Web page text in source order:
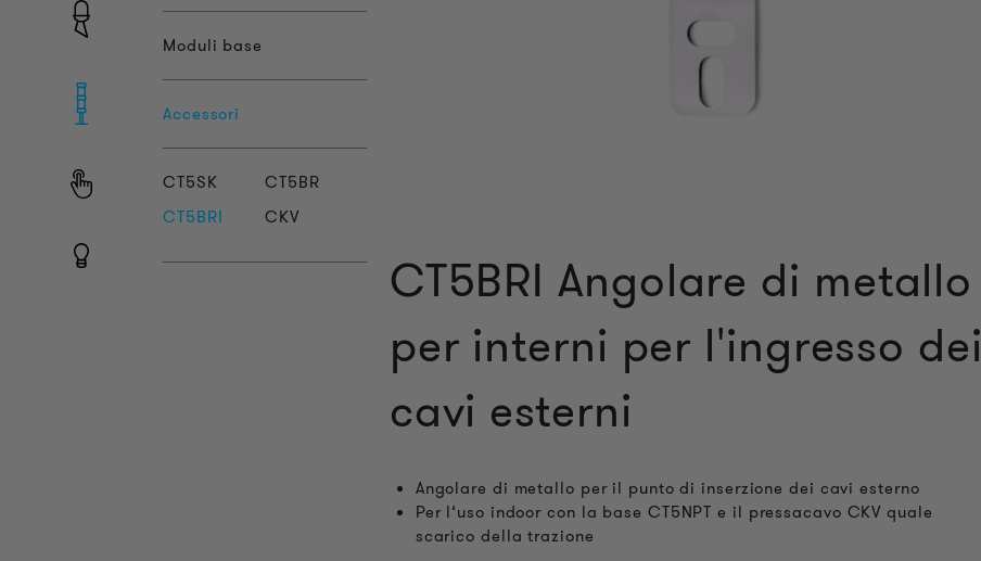
Moduli base
Accessori
CT5SK
CT5BR
CT5BRI
CKV
CT5BRI Angolare di metallo
per interni per l'ingresso dei
cavi esterni
Angolare di metallo per il punto di inserzione dei cavi esterno
Per l‘uso indoor con la base CT5NPT e il pressacavo CKV quale
scarico della trazione